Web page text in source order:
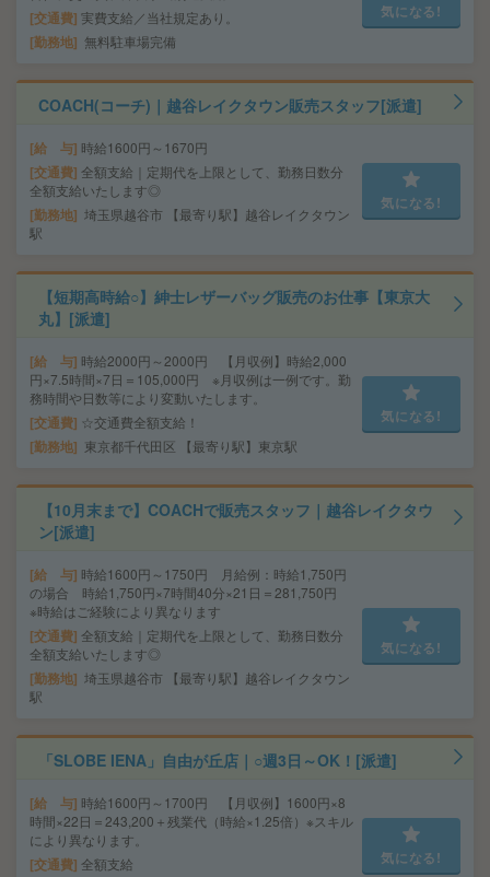
交通費 実費支給／当社規定あり。
勤務地 無料駐車場完備
気になる!
COACH(コーチ)｜越谷レイクタウン販売スタッフ[派遣]
給 与 時給1600円～1670円
交通費 全額支給｜定期代を上限として、勤務日数分
全額支給いたします◎
勤務地 埼玉県越谷市 【最寄り駅】越谷レイクタウン
駅
気になる!
【短期高時給○】紳士レザーバッグ販売のお仕事【東京大
丸】[派遣]
給 与 時給2000円～2000円 【月収例】時給2,000
円×7.5時間×7日＝105,000円 ※月収例は一例です。勤
務時間や日数等により変動いたします。
交通費 ☆交通費全額支給！
勤務地 東京都千代田区 【最寄り駅】東京駅
気になる!
【10月末まで】COACHで販売スタッフ｜越谷レイクタウ
ン[派遣]
給 与 時給1600円～1750円 月給例：時給1,750円
の場合 時給1,750円×7時間40分×21日＝281,750円
※時給はご経験により異なります
交通費 全額支給｜定期代を上限として、勤務日数分
全額支給いたします◎
勤務地 埼玉県越谷市 【最寄り駅】越谷レイクタウン
駅
気になる!
「SLOBE IENA」自由が丘店｜○週3日～OK！[派遣]
給 与 時給1600円～1700円 【月収例】1600円×8
時間×22日＝243,200＋残業代（時給×1.25倍）※スキル
により異なります。
交通費 全額支給 気になる!